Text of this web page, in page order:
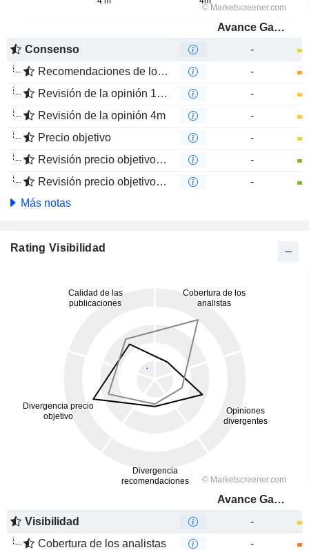
Avance Gas Holding Ltd
Consenso
-
Recomendaciones de los Analistas
-
Revisión de la opinión 12m
-
Revisión de la opinión 4m
-
Precio objetivo
-
Revisión precio objetivo 12 m
-
Revisión precio objetivo 4 m
-
Más notas
Rating Visibilidad
Avance Gas Holding Ltd
Visibilidad
-
Cobertura de los analistas
-